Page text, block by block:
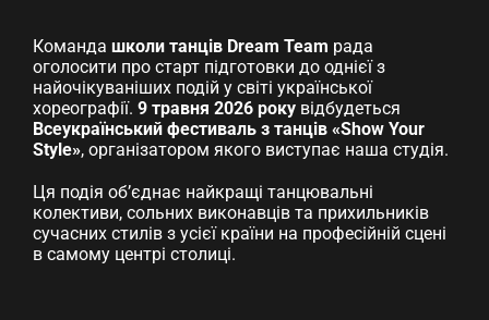
Команда школи танців Dream Team рада
оголосити про старт підготовки до однієї з
найочікуваніших подій у світі української
хореографії. 9 травня 2026 року відбудеться
Всеукраїнський фестиваль з танців «Show Your
Style», організатором якого виступає наша студія.
Ця подія об’єднає найкращі танцювальні
колективи, сольних виконавців та прихильників
сучасних стилів з усієї країни на професійній сцені
в самому центрі столиці.